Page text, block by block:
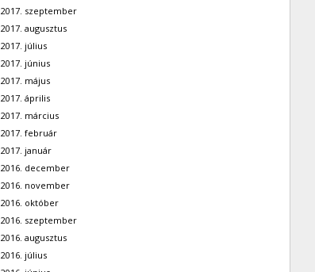
2017. szeptember
2017. augusztus
2017. július
2017. június
2017. május
2017. április
2017. március
2017. február
2017. január
2016. december
2016. november
2016. október
2016. szeptember
2016. augusztus
2016. július